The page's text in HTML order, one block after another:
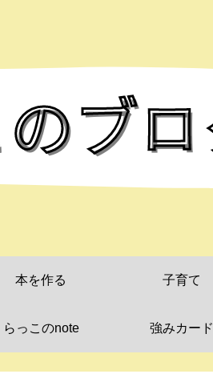
本を作る 子育て
らっこのnote 強みカード